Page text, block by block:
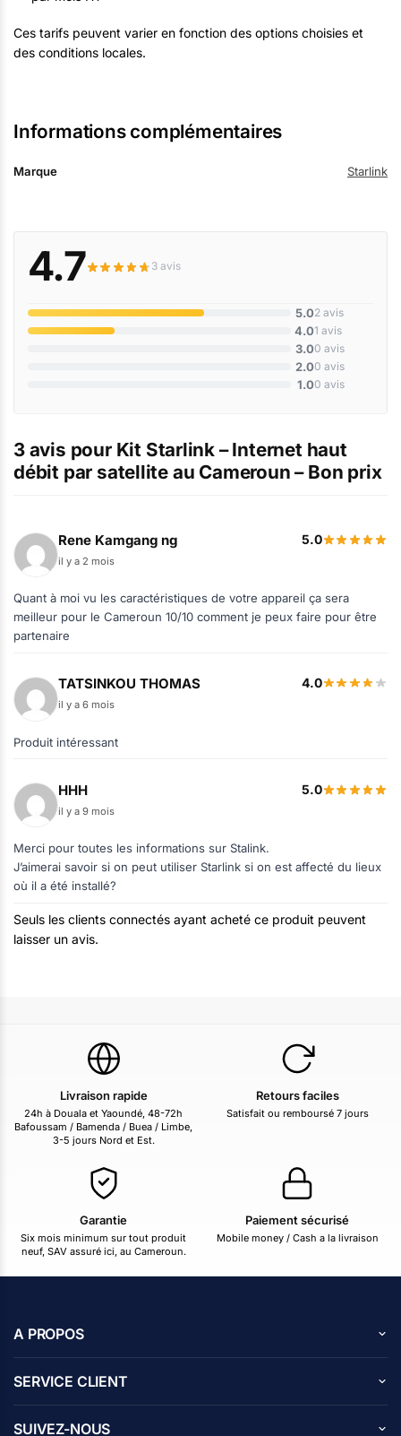
Ces tarifs peuvent varier en fonction des options choisies et
des conditions locales.
Informations complémentaires
Marque Starlink
4.7 3 avis
5.02 avis
4.01 avis
3.00 avis
2.00 avis
1.00 avis
3 avis pour Kit Starlink – Internet haut
débit par satellite au Cameroun – Bon prix
Rene Kamgang ng
il y a 2 mois
5.0
Quant à moi vu les caractéristiques de votre appareil ça sera
meilleur pour le Cameroun 10/10 comment je peux faire pour être
partenaire
TATSINKOU THOMAS
il y a 6 mois
4.0
Produit intéressant
HHH
il y a 9 mois
5.0
Merci pour toutes les informations sur Stalink.
J’aimerai savoir si on peut utiliser Starlink si on est affecté du lieux
où il a été installé?
Seuls les clients connectés ayant acheté ce produit peuvent
laisser un avis.
Livraison rapide
24h à Douala et Yaoundé, 48-72h
Bafoussam / Bamenda / Buea / Limbe,
3-5 jours Nord et Est.
Retours faciles
Satisfait ou remboursé 7 jours
Garantie
Six mois minimum sur tout produit
neuf, SAV assuré ici, au Cameroun.
Paiement sécurisé
Mobile money / Cash a la livraison
A PROPOS
Carrières
SERVICE CLIENT
SUIVEZ-NOUS